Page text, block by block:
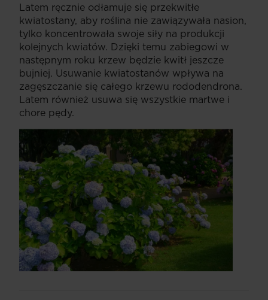
Latem ręcznie odłamuje się przekwitłe
kwiatostany, aby roślina nie zawiązywała nasion,
tylko koncentrowała swoje siły na produkcji
kolejnych kwiatów. Dzięki temu zabiegowi w
następnym roku krzew będzie kwitł jeszcze
bujniej. Usuwanie kwiatostanów wpływa na
zagęszczanie się całego krzewu rododendrona.
Latem również usuwa się wszystkie martwe i
chore pędy.